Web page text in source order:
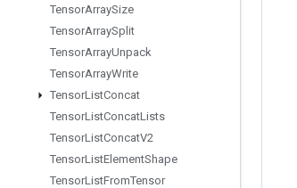
TensorArraySize
TensorArraySplit
TensorArrayUnpack
TensorArrayWrite
TensorListConcat
TensorListConcatLists
TensorListConcatV2
TensorListElementShape
TensorListFromTensor